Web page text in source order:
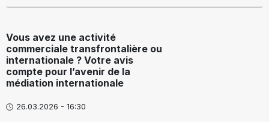
Vous avez une activité
commerciale transfrontalière ou
internationale ? Votre avis
compte pour l’avenir de la
médiation internationale
26.03.2026 - 16:30